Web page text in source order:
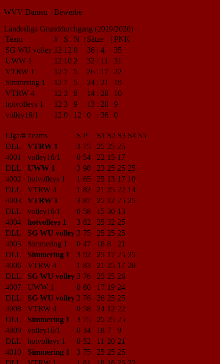
WVV Damen - Bewerbe
Landesliga Grunddurchgang (2019/2020)
Team
# S N | Sätze | PNK
SG WU volley 12 12 0 36 : 4
35
UWW 1
12 10 2 32 : 11
31
VTRW 1
12 7 5 26 : 17
22
Simmering 1
12 7 5 24 : 21
19
VTRW 4
12 3 9 14 : 28
10
hotvolleys 1
12 3 9 13 : 28
9
volley16/1
12 0 12 0 : 36 0
Liga/# Teams S P S1 S2 S3 S4 S5
DLL
VTRW 1 3 75 25 25 25
4001
volley16/1 0 54 22 15 17
DLL
UWW 1 3 98 23 25 25 25
4002
hotvolleys 1 1 65 25 13 17 10
DLL
VTRW 4 1 82 21 25 22 14
4003
VTRW 1 3 87 25 12 25 25
DLL
volley16/1 0 58 15 30 13
4004
hotvolleys 1 3 82 25 32 25
DLL
SG WU volley 3 75 25 25 25
4005
Simmering 1 0 47 18 8
21
DLL
Simmering 1 3 92 25 17 25 25
4006
VTRW 4 1 83 21 25 17 20
DLL
SG WU volley 3 76 25 25 26
4007
UWW 1 0 60 17 19 24
DLL
SG WU volley 3 76 26 25 25
4008
VTRW 4 0 58 24 12 22
DLL
Simmering 1 3 75 25 25 25
4009
volley16/1 0 34 18 7
9
DLL
hotvolleys 1 0 52 11 20 21
4010
Simmering 1 3 75 25 25 25